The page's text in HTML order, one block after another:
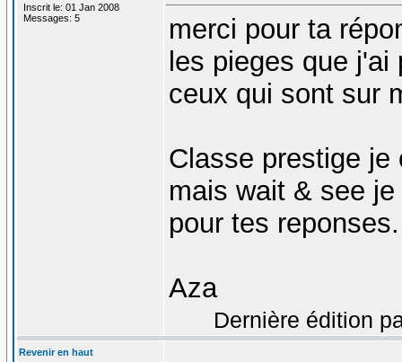
Inscrit le: 01 Jan 2008
Messages: 5
merci pour ta
les pieges que
ceux qui sont sur
Classe prestige
mais wait & see
pour tes reponses.
Aza
Dernière édition
Revenir en haut